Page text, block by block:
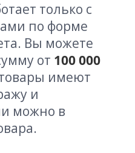
только с
по форме
Вы можете
от 100 000
имеют
и
можно в